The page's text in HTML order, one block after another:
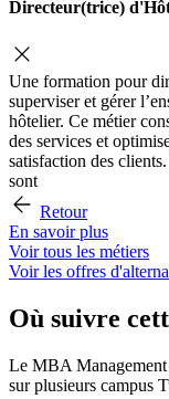
Directeur(trice)
Une formation pour
superviser et gérer
hôtelier. Ce métier
des services et
satisfaction des
sont
Retour
En savoir plus
Voir tous les métiers
Voir les offres
Où suivre
Le MBA
sur plusieurs campus